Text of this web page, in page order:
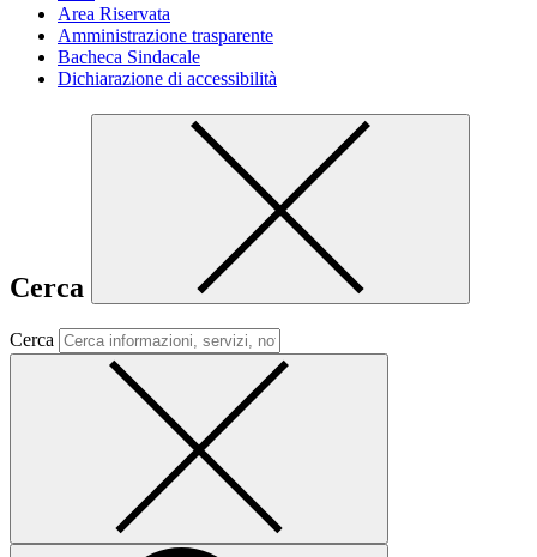
Area Riservata
Amministrazione trasparente
Bacheca Sindacale
Dichiarazione di accessibilità
Cerca
Cerca